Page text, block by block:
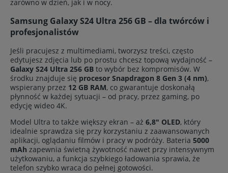
zarówno w dzień, jak i w nocy.
Samsung Galaxy S24 Ultra 256 GB – dla twórców i
profesjonalistów
Jeśli pracujesz z multimediami, tworzysz treści, często
edytujesz zdjęcia lub po prostu chcesz topową wydajność –
Galaxy S24 Ultra 256 GB to wybór bez kompromisów. W
środku znajduje się procesor Snapdragon 8 Gen 3 (4 nm),
wspierany przez 12 GB RAM, co gwarantuje doskonałą
płynność w każdej sytuacji – od pracy, przez gaming, po
edycję wideo 4K.
Model Ultra to także większy ekran – aż 6,8" OLED, który
idealnie sprawdza się przy korzystaniu z zaawansowanych
aplikacji, oglądaniu filmów i pracy w podróży. Bateria 5000
mAh zapewnia świetną żywotność nawet przy intensywnym
użytkowaniu, a funkcja szybkiego ładowania sprawia, że
telefon szybko wraca do pełnej gotowości.